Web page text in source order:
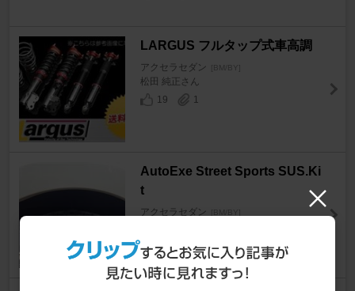
LARGUS フルタップ式車高調
アクセラセダン [BM/BY]
松田 純正さん
19
1
AutoExe Street Sports SUS.Ki
t
アクセラセダン [BM/BY]
6
1